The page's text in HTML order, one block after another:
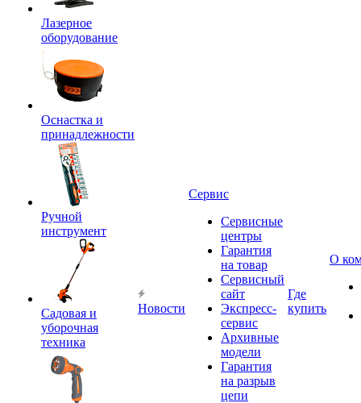
Лазерное
оборудование
Оснастка и
принадлежности
Ручной
инструмент
Садовая и
уборочная
техника
Новости
Сервис
Сервисные
центры
Гарантия
на товар
Сервисный
сайт
Экспресс-
сервис
Архивные
модели
Гарантия
на разрыв
цепи
Где
купить
О